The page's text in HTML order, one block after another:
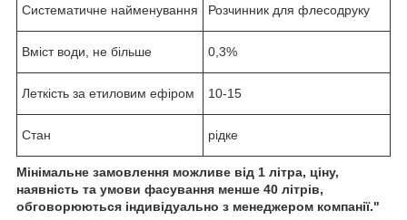
Систематичне найменування Розчинник для флесодруку
Вміст води, не більше 0,3%
Леткість за етиловим ефіром 10-15
Стан рідке
Мінімальне замовлення можливе від 1 літра, ціну,
наявність та умови фасування менше 40 літрів,
обговорюються індивідуально з менеджером компанії."